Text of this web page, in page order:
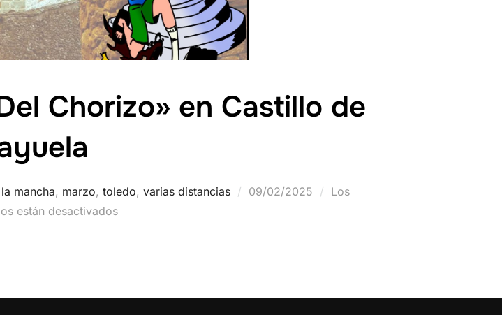
Chorizo» en Castillo de
mancha, marzo, toledo, varias distancias 09/02/2025
Los
están desactivados